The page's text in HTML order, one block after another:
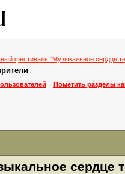
фестиваль "Музыкальное сердце
Пометить разделы
сердце